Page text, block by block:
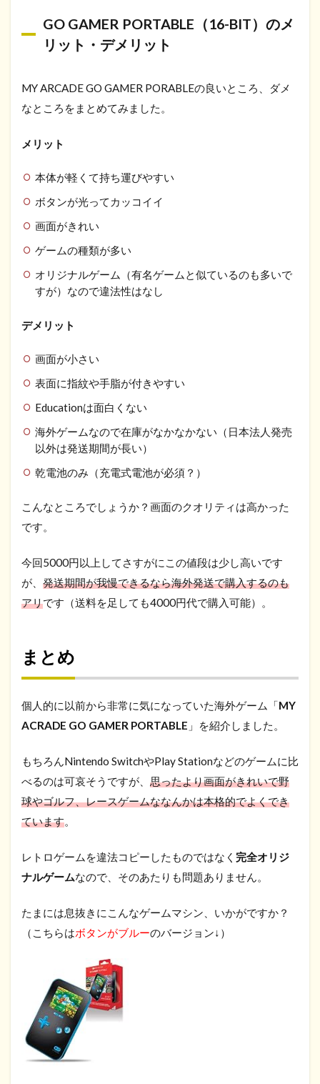
GO GAMER PORTABLE（16-BIT）のメ
リット・デメリット
MY ARCADE GO GAMER PORABLEの良いところ、ダメ
なところをまとめてみました。
メリット
本体が軽くて持ち運びやすい
ボタンが光ってカッコイイ
画面がきれい
ゲームの種類が多い
オリジナルゲーム（有名ゲームと似ているのも多いで
すが）なので違法性はなし
デメリット
画面が小さい
表面に指紋や手脂が付きやすい
Educationは面白くない
海外ゲームなので在庫がなかなかない（日本法人発売
以外は発送期間が長い）
乾電池のみ（充電式電池が必須？）
こんなところでしょうか？画面のクオリティは高かった
です。
今回5000円以上してさすがにこの値段は少し高いです
が、 発送期間が我慢できるなら海外発送で購入するのも
アリです（送料を足しても4000円代で購入可能）。
まとめ
個人的に以前から非常に気になっていた海外ゲーム「MY
ACRADE GO GAMER PORTABLE 」を紹介しました。
もちろんNintendo SwitchやPlay Stationなどのゲームに比
べるのは可哀そうですが、 思ったより画面がきれいで野
球やゴルフ、レースゲームななんかは本格的でよくでき
ています。
レトロゲームを違法コピーしたものではなく 完全オリジ
ナルゲームなので、そのあたりも問題ありません。
たまには息抜きにこんなゲームマシン、いかがですか？
（こちらはボタンがブルーのバージョン↓）